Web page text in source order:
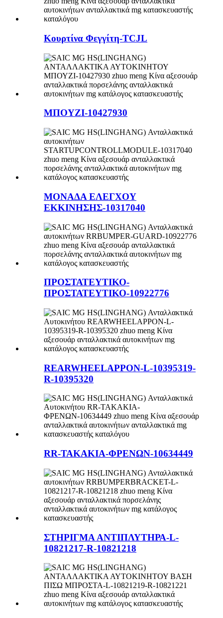
Κουρτίνα Φεγγίτη-TCJL
ΜΠΟΥΖΙ-10427930
ΜΟΝΑΔΑ ΕΛΕΓΧΟΥ
ΕΚΚΙΝΗΣΗΣ-10317040
ΠΡΟΣΤΑΤΕΥΤΙΚΟ-
ΠΡΟΣΤΑΤΕΥΤΙΚΟ-10922776
REARWHEELAPPON-L-10395319-
R-10395320
RR-ΤΑΚΑΚΙΑ-ΦΡΕΝΩΝ-10634449
ΣΤΗΡΙΓΜΑ ΑΝΤΙΠΛΥΤΗΡΑ-L-
10821217-R-10821218